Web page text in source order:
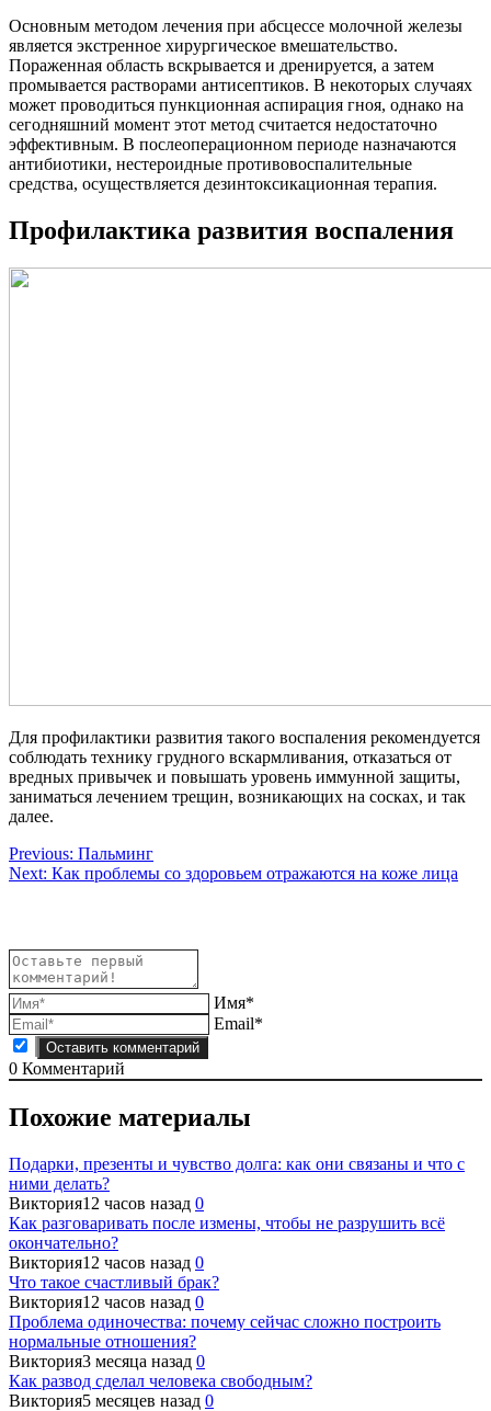
Основным методом лечения при абсцессе молочной железы
является экстренное хирургическое вмешательство.
Пораженная область вскрывается и дренируется, а затем
промывается растворами антисептиков. В некоторых случаях
может проводиться пункционная аспирация гноя, однако на
сегодняшний момент этот метод считается недостаточно
эффективным. В послеоперационном периоде назначаются
антибиотики, нестероидные противовоспалительные
средства, осуществляется дезинтоксикационная терапия.
Профилактика развития воспаления
Для профилактики развития такого воспаления рекомендуется
соблюдать технику грудного вскармливания, отказаться от
вредных привычек и повышать уровень иммунной защиты,
заниматься лечением трещин, возникающих на сосках, и так
далее.
Навигация
по
Previous: Пальминг
Next: Как проблемы со здоровьем отражаются на коже лица
Имя*
Email*
0 Комментарий
Похожие материалы
Подарки, презенты и чувство долга: как они связаны и что с
ними делать?
Виктория12 часов назад 0
Как разговаривать после измены, чтобы не разрушить всё
окончательно?
Виктория12 часов назад 0
Что такое счастливый брак?
Виктория12 часов назад 0
Проблема одиночества: почему сейчас сложно построить
нормальные отношения?
Виктория3 месяца назад 0
Как развод сделал человека свободным?
Виктория5 месяцев назад 0